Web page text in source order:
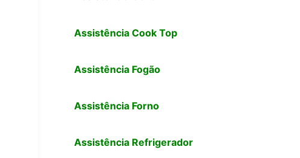
Assistência Cook Top
Assistência Fogão
Assistência Forno
Assistência Refrigerador